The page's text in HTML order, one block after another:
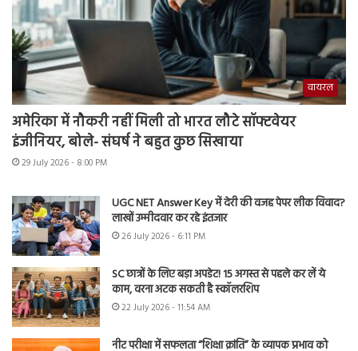
वायरल
अमेरिका में नौकरी नहीं मिली तो भारत लौटे सॉफ्टवेयर
इंजीनियर, बोले- संघर्ष ने बहुत कुछ सिखाया
29 July 2026 - 8:00 PM
UGC NET Answer Key में देरी की वजह पेपर लीक विवाद?
लाखों उम्मीदवार कर रहे इंतजार
26 July 2026 - 6:11 PM
SC छात्रों के लिए बड़ा अपडेट! 15 अगस्त से पहले कर लें ये
काम, वरना अटक सकती है स्कॉलरशिप
22 July 2026 - 11:54 AM
नीट परीक्षा में सफलता “शिक्षा क्रांति” के व्यापक प्रभाव को